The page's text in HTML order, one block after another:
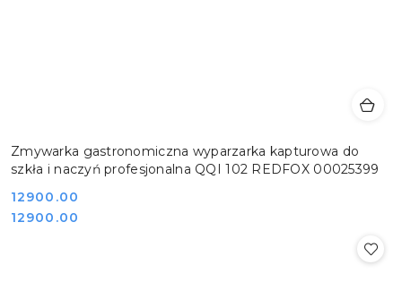
Zmywarka gastronomiczna wyparzarka kapturowa do
szkła i naczyń profesjonalna QQI 102 REDFOX 00025399
Cena:
12900.00
Cena:
12900.00